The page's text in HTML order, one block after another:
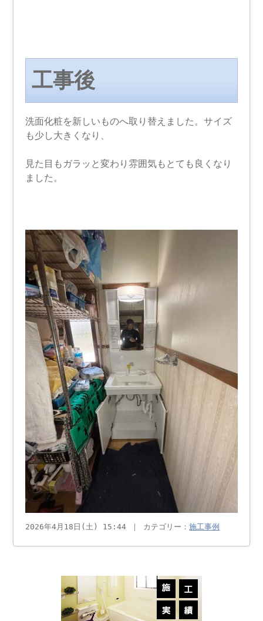
工事後
洗面化粧を新しいものへ取り替えました。サイズ
も少し大きくなり、
見た目もガラッと変わり雰囲気もとても良くなり
ました。
2026年4月18日(土) 15:44 ｜ カテゴリー：施工事例